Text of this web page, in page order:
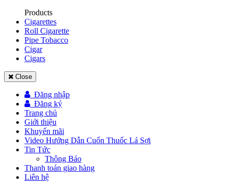
Products
Cigarettes
Roll Cigarette
Pipe Tobacco
Cigar
Cigars
Close
Đăng nhập
Đăng ký
Trang chủ
Giới thiệu
Khuyến mãi
Video Hướng Dẫn Cuốn Thuốc Lá Sợi
Tin Tức
Thông Báo
Thanh toán giao hàng
Liên hệ